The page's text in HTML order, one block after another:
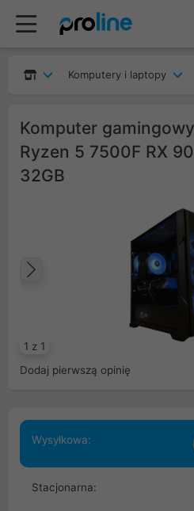
Komputery i laptopy
Komputer
Ryzen 5 7500F RX
32GB
1 z 1
Poprzedni
Dodaj pierwszą opinię
Wysyłkowa:
Stacjonarna: